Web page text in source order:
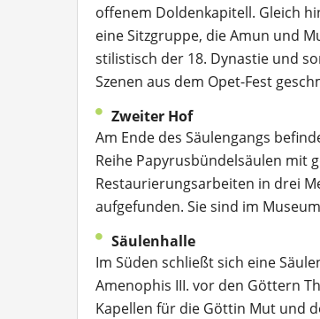
offenem Doldenkapitell. Gleich
eine Sitzgruppe, die Amun und
stilistisch der 18. Dynastie und
Szenen aus dem Opet-Fest
Zweiter Hof
Am Ende des Säulengangs
Reihe Papyrusbündelsäulen mit
Restaurierungsarbeiten in drei
aufgefunden. Sie sind im
Säulenhalle
Im Süden schließt sich eine
Amenophis III. vor den Göttern
Kapellen für die Göttin Mut und